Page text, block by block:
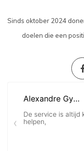
Sinds oktober 2024
doelen die een